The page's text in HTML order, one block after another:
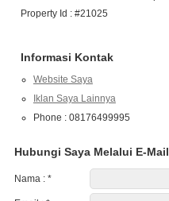
Property Id : #21025
Informasi Kontak
Website Saya
Iklan Saya Lainnya
Phone : 08176499995
Hubungi Saya Melalui E-Mail
Nama : *